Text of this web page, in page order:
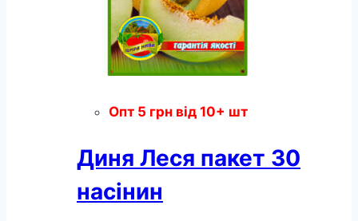
Опт 5 грн від 10+ шт
Диня Леся пакет 30
насінин